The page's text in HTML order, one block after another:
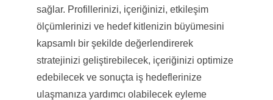
sağlar. Profillerinizi, içeriğinizi, etkileşim
ölçümlerinizi ve hedef kitlenizin büyümesini
kapsamlı bir şekilde değerlendirerek
stratejinizi geliştirebilecek, içeriğinizi optimize
edebilecek ve sonuçta iş hedeflerinize
ulaşmanıza yardımcı olabilecek eyleme